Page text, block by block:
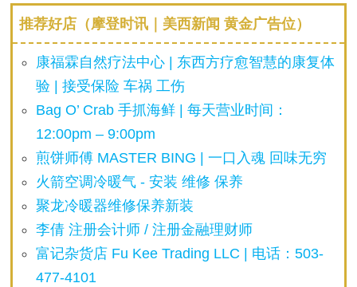
推荐好店（摩登时讯｜美西新闻 黄金广告位）
康福霖自然疗法中心 | 东西方疗愈智慧的康复体
验 | 接受保险 车祸 工伤
Bag O’ Crab 手抓海鲜 | 每天营业时间：
12:00pm – 9:00pm
煎饼师傅 MASTER BING | 一口入魂 回味无穷
火箭空调冷暖气 - 安装 维修 保养
聚龙冷暖器维修保养新装
李倩 注册会计师 / 注册金融理财师
富记杂货店 Fu Kee Trading LLC | 电话：503-
477-4101